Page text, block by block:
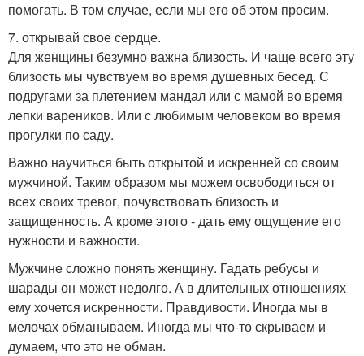
помогать. В том случае, если мы его об этом просим.
7. открывай свое сердце.
Для женщины безумно важна близость. И чаще всего эту
близость мы чувствуем во время душевных бесед. С
подругами за плетением мандал или с мамой во время
лепки вареников. Или с любимым человеком во время
прогулки по саду.
Важно научиться быть открытой и искренней со своим
мужчиной. Таким образом мы можем освободиться от
всех своих тревог, почувствовать близость и
защищенность. А кроме этого - дать ему ощущение его
нужности и важности.
Мужчине сложно понять женщину. Гадать ребусы и
шарады он может недолго. А в длительных отношениях
ему хочется искренности. Правдивости. Иногда мы в
мелочах обманываем. Иногда мы что-то скрываем и
думаем, что это не обман.